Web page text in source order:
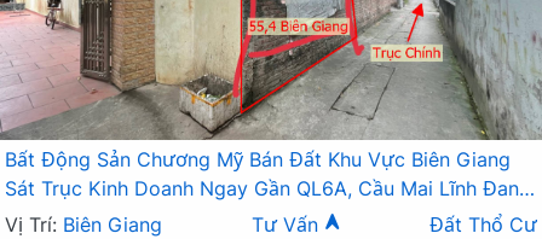
Bất Động Sản Chương Mỹ Bán Đất Khu Vực Biên Giang
Sát Trục Kinh Doanh Ngay Gần QL6A, Cầu Mai Lĩnh Đang
Mở Rộng
Vị Trí: Biên Giang Tư Vấn
Đất Thổ Cư